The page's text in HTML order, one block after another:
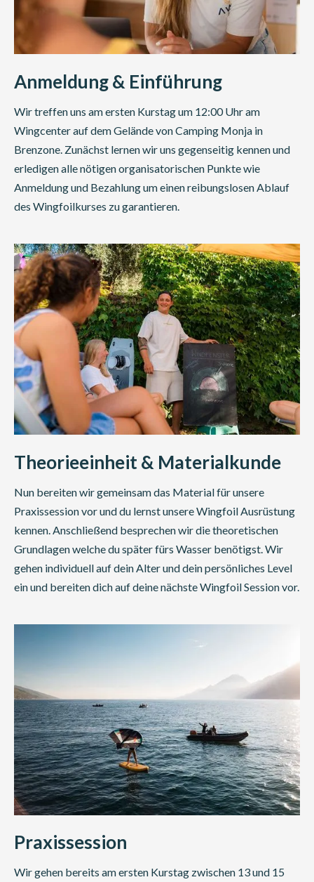
Anmeldung & Einführung
Wir treffen uns am ersten Kurstag um 12:00 Uhr am
Wingcenter auf dem Gelände von Camping Monja in
Brenzone. Zunächst lernen wir uns gegenseitig kennen und
erledigen alle nötigen organisatorischen Punkte wie
Anmeldung und Bezahlung um einen reibungslosen Ablauf
des Wingfoilkurses zu garantieren.
Theorieeinheit & Materialkunde
Nun bereiten wir gemeinsam das Material für unsere
Praxissession vor und du lernst unsere Wingfoil Ausrüstung
kennen. Anschließend besprechen wir die theoretischen
Grundlagen welche du später fürs Wasser benötigst. Wir
gehen individuell auf dein Alter und dein persönliches Level
ein und bereiten dich auf deine nächste Wingfoil Session vor.
Praxissession
Wir gehen bereits am ersten Kurstag zwischen 13 und 15